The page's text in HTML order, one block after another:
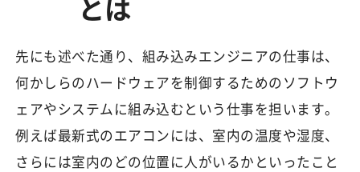
先にも述べた通り、組み込みエンジニアの仕事は、
何かしらのハードウェアを制御するためのソフトウ
ェアやシステムに組み込むという仕事を担います。
例えば最新式のエアコンには、室内の温度や湿度、
さらには室内のどの位置に人がいるかといったこと